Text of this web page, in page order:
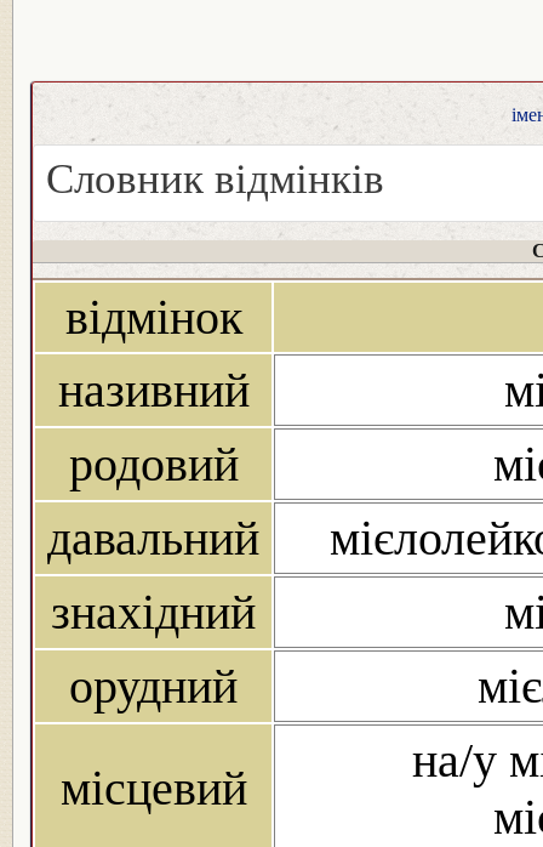
Словник відмінків
відмінок
називний
родовий
давальний
знахідний
орудний
місцевий
на/у